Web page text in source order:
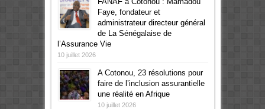
Faye, fondateur et
administrateur directeur général
de La Sénégalaise de
l’Assurance Vie
10 juillet 2026
A Cotonou, 23 résolutions pour
faire de l’inclusion assurantielle
une réalité en Afrique
10 juillet 2026